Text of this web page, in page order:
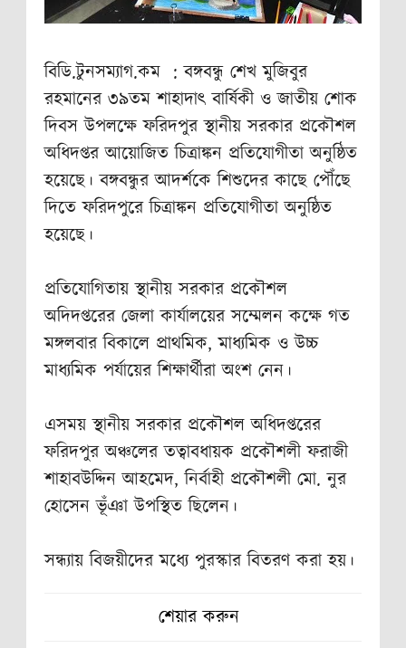
বিডি.টুনসম্যাগ.কম : বঙ্গবন্ধু শেখ মুজিবুর
রহমানের ৩৯তম শাহাদাৎ বার্ষিকী ও জাতীয় শোক
দিবস উপলক্ষে ফরিদপুর স্থানীয় সরকার প্রকৌশল
অধিদপ্তর আয়োজিত চিত্রাঙ্কন প্রতিযোগীতা অনুষ্ঠিত
হয়েছে। বঙ্গবন্ধুর আদর্শকে শিশুদের কাছে পৌঁছে
দিতে ফরিদপুরে চিত্রাঙ্কন প্রতিযোগীতা অনুষ্ঠিত
হয়েছে।
প্রতিযোগিতায় স্থানীয় সরকার প্রকৌশল
অদিদপ্তরের জেলা কার্যালয়ের সম্মেলন কক্ষে গত
মঙ্গলবার বিকালে প্রাথমিক, মাধ্যমিক ও উচ্চ
মাধ্যমিক পর্যায়ের শিক্ষার্থীরা অংশ নেন।
এসময় স্থানীয় সরকার প্রকৌশল অধিদপ্তরের
ফরিদপুর অঞ্চলের তত্বাবধায়ক প্রকৌশলী ফরাজী
শাহাবউদ্দিন আহমেদ, নির্বাহী প্রকৌশলী মো. নুর
হোসেন ভূঁঞা উপস্থিত ছিলেন।
সন্ধ্যায় বিজয়ীদের মধ্যে পুরস্কার বিতরণ করা হয়।
শেয়ার করুন